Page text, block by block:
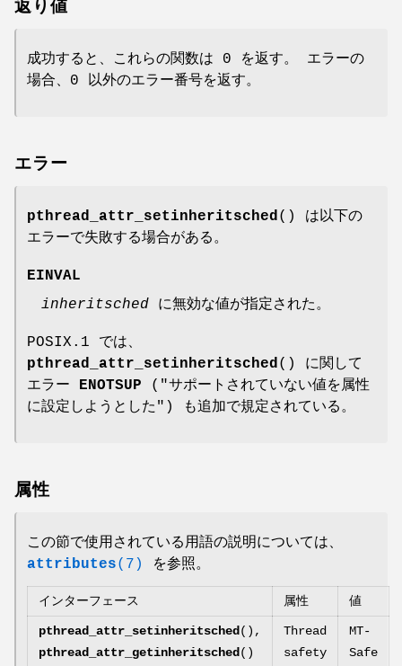
返り値
成功すると、これらの関数は 0 を返す。 エラーの
場合、0 以外のエラー番号を返す。
エラー
pthread_attr_setinheritsched() は以下の
エラーで失敗する場合がある。
EINVAL
inheritsched に無効な値が指定された。
POSIX.1 では、
pthread_attr_setinheritsched() に関して
エラー ENOTSUP ("サポートされていない値を属性
に設定しようとした") も追加で規定されている。
属性
この節で使用されている用語の説明については、
attributes(7) を参照。
インターフェース 属性 値
pthread_attr_setinheritsched (),
pthread_attr_getinheritsched ()
Thread
safety
MT-
Safe